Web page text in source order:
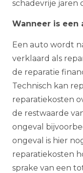
schadevrije jaren
Wanneer is een
Een auto wordt
verklaard als
de reparatie
Technisch kan
reparatiekosten
de restwaarde
ongeval
ongeval is hier
reparatiekosten
sprake van een